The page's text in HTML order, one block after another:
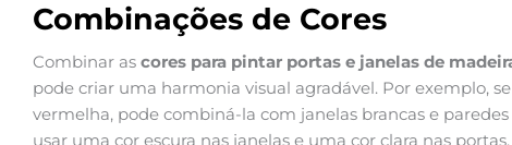
Combinações de Cores
Combinar as cores para pintar portas e janelas de
pode criar uma harmonia visual agradável. Por exemplo,
vermelha, pode combiná-la com janelas brancas e
usar uma cor escura nas janelas e uma cor clara nas